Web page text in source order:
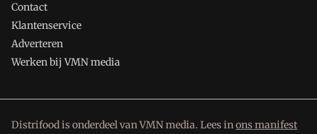
Contact
Klantenservice
Adverteren
Werken bij VMN media
Distrifood is onderdeel van VMN media. Lees inons manifest